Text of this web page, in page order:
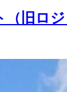
旧ロ